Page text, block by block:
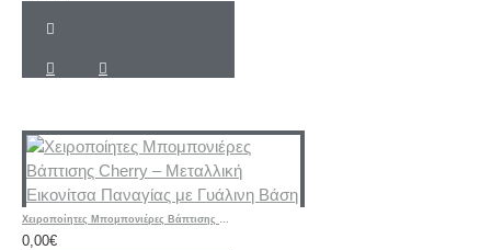
0,00€